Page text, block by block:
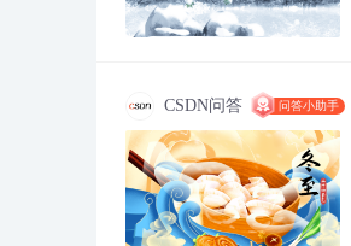
CSDN问答 问答小助手